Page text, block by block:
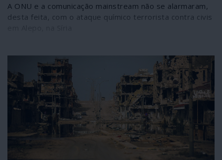
A ONU e a comunicação mainstream não se alarmaram,
desta feita, com o ataque químico terrorista contra civis